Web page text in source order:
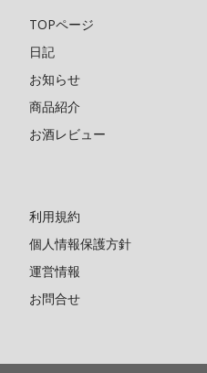
TOPページ
日記
お知らせ
商品紹介
お酒レビュー
利用規約
個人情報保護方針
運営情報
お問合せ